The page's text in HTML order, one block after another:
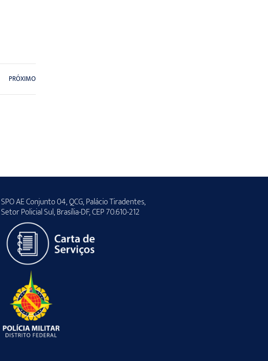
PRÓXIMO
SPO AE Conjunto 04, QCG, Palácio Tiradentes,
Setor Policial Sul, Brasília-DF, CEP 70.610-212